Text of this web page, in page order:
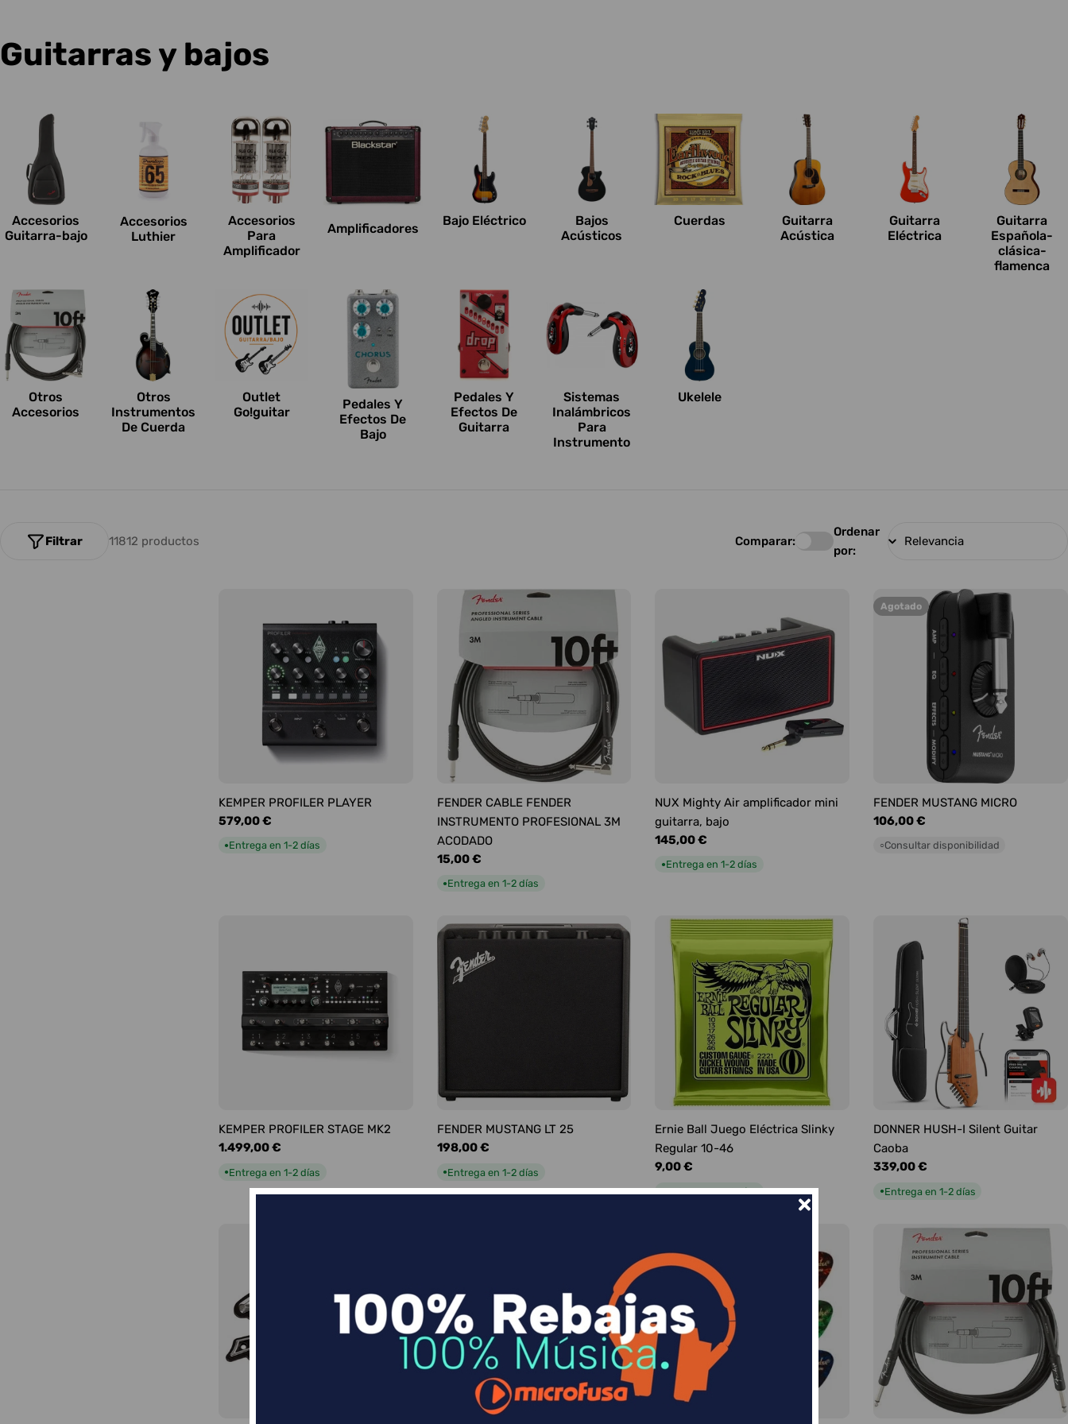
C
c
c
o
n
e
Guitarras y bajos
Accesorios
Guitarra-bajo
Accesorios
Luthier
Accesorios
Para
Amplificador
Amplificadores
Bajo Eléctrico
Bajos
Acústicos
Cuerdas
Guitarra
Acústica
Guitarra
Eléctrica
Guitarra
Española-
clásica-
flamenca
Otros
Accesorios
Otros
Instrumentos
De Cuerda
Outlet
Go!guitar
Pedales Y
Efectos De
Bajo
Pedales Y
Efectos De
Guitarra
Sistemas
Inalámbricos
Para
Instrumento
Ukelele
11812 productos
Filtrar Comparar:
Ordenar
por:
KEMPER PROFILER PLAYER
Precio
habitual
579,00 €
●Entrega en 1-2 días
FENDER CABLE FENDER
INSTRUMENTO PROFESIONAL 3M
ACODADO
Precio
habitual
15,00 €
●Entrega en 1-2 días
NUX Mighty Air amplificador mini
guitarra, bajo
Precio
habitual
145,00 €
●Entrega en 1-2 días
Agotado
FENDER MUSTANG MICRO
Precio
habitual
106,00 €
○Consultar disponibilidad
KEMPER PROFILER STAGE MK2
Precio
1.499,00 €
●Entrega en 1-2 días
FENDER MUSTANG LT 25
Precio
198,00 €
●Entrega en 1-2 días
Ernie Ball Juego Eléctrica Slinky
Regular 10-46
Precio
9,00 €
●Entrega en 1-2 días
DONNER HUSH-I Silent Guitar
Caoba
Precio
339,00 €
●Entrega en 1-2 días